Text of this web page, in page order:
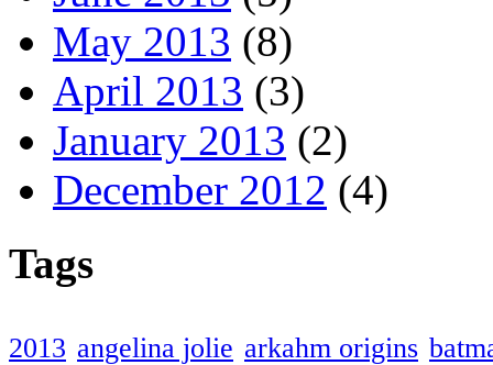
May 2013 (8)
April 2013 (3)
January 2013 (2)
December 2012 (4)
Tags
2013 angelina jolie arkahm origins